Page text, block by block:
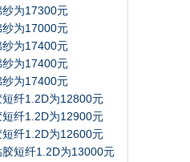
为17300元
为17000元
为17400元
为17400元
为17400元
纤1.2D为12800元
纤1.2D为12900元
纤1.2D为12600元
短纤1.2D为13000元